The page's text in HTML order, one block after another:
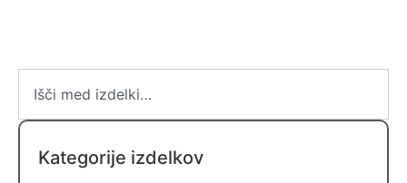
Kategorije izdelkov